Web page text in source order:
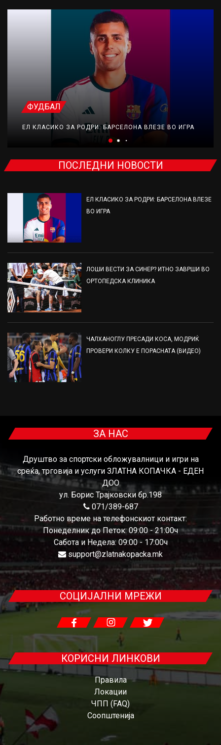
ФУДБАЛ
ЕЛ КЛАСИКО ЗА РОДРИ: БАРСЕЛОНА ВЛЕЗЕ ВО ИГРА
ПОСЛЕДНИ НОВОСТИ
ЕЛ КЛАСИКО ЗА РОДРИ: БАРСЕЛОНА ВЛЕЗЕ
ВО ИГРА
ЛОШИ ВЕСТИ ЗА СИНЕР? ИТНО ЗАВРШИ ВО
ОРТОПЕДСКА КЛИНИКА
ЧАЛХАНОГЛУ ПРЕСАДИ КОСА, МОДРИЌ
ПРОВЕРИ КОЛКУ Е ПОРАСНАТА (ВИДЕО)
ЗА НАС
Друштво за спортски обложувалници и игри на
среќа, трговија и услуги ЗЛАТНА КОПАЧКА - ЕДЕН
ДОО
ул. Борис Трајковски бр.198
071/389-687
Работно време на телефонскиот контакт:
Понеделник до Петок: 09:00 - 21:00ч
Сабота и Недела: 09:00 - 17:00ч
support@zlatnakopacka.mk
СОЦИЈАЛНИ МРЕЖИ
КОРИСНИ ЛИНКОВИ
Правила
Локации
ЧПП (FAQ)
Соопштенија